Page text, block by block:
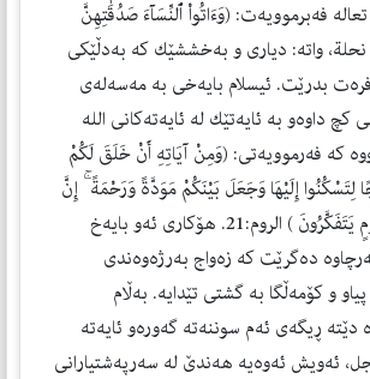
فەبرموویەت: (وَءَاتُواْ ٱلنِّسَآءَ صَدُقَٰتِهِنَّ
) النساء :4. نحلة، واتە: دیاری و بەخششێك كە بەدڵێكی
بدرێت. ئیسلام بایەخی بە مەسەلەی
كچ داوەو بە ئایەتێك لە ئایەتەكانی الله
كە فەرموویەتی: (وَمِنْ آيَاتِهِ أَنْ خَلَقَ لَكُمْ
لِتَسْكُنُوا إِلَيْهَا وَجَعَلَ بَيْنَكُمْ مَوَدَّةً وَرَحْمَةً ۚ إِنَّ
فِي ذَٰلِكَ لَآيَاتٍ لِقَوْمٍ يَتَفَكَّرُونَ ) الروم:21. هۆكاری ئەو بایەخ
دەگرێت كە زەواج بەرژەوەندی
و كۆمەڵگا بە گشتی تێدایە. بەڵام
ڕیگەی ئەم سوننەتە گەورەو ئایەتە
ئەویش ئەوەیە هەندێ لە سەرپەشتیارانی